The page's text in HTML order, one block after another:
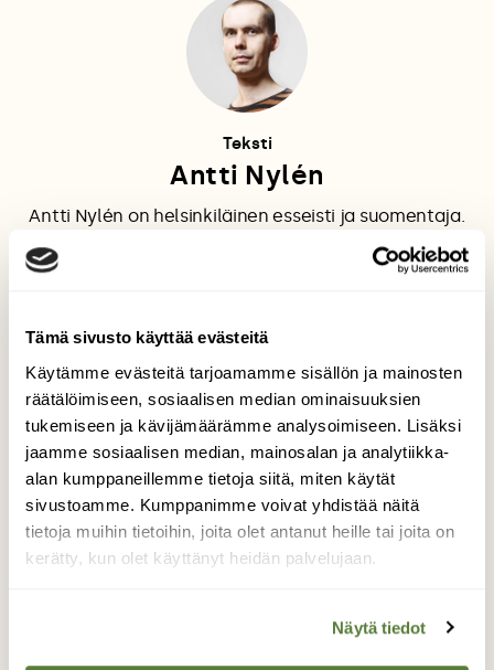
Tämä sivusto käyttää evästeitä
Käytämme evästeitä tarjoamamme sisällön ja mainosten
räätälöimiseen, sosiaalisen median ominaisuuksien
tukemiseen ja kävijämäärämme analysoimiseen. Lisäksi
jaamme sosiaalisen median, mainosalan ja analytiikka-
alan kumppaneillemme tietoja siitä, miten käytät
sivustoamme. Kumppanimme voivat yhdistää näitä
tietoja muihin tietoihin, joita olet antanut heille tai joita on
kerätty, kun olet käyttänyt heidän palvelujaan.
Näytä tiedot
Teksti
Antti Nylén
Antti Nylén on helsinkiläinen esseisti ja suomentaja.
Tilaa Suomen Luonto
Tue ajankohtaista ja asiantuntevaa
luonto- ja ympäristöjournalismia.
Tilaa Suomen Luonto ja tule mukaan
luonnonystävien joukkoon!